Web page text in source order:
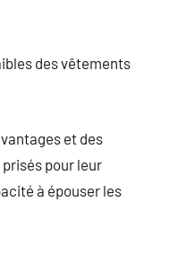
des vêtements
et des
prisés pour leur
à épouser les